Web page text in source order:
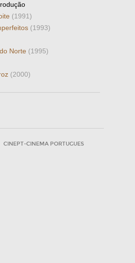
(1991)
(1993)
Norte (1995)
(2000)
CINEPT-CINEMA PORTUGUES